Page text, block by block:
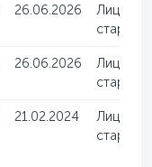
26.06.2026
26.06.2026
21.02.2024